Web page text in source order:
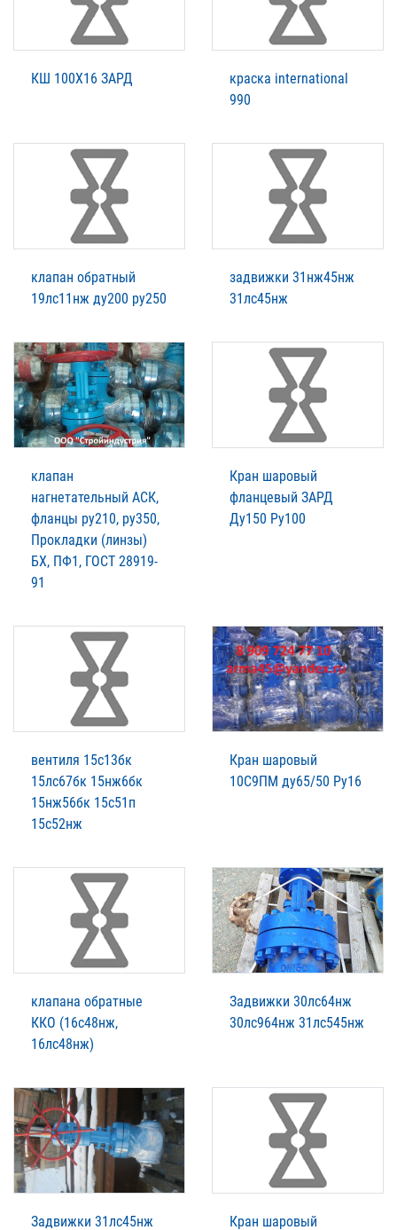
КШ 100Х16 ЗАРД
краска international
990
клапан обратный
19лс11нж ду200 ру250
задвижки 31нж45нж
31лс45нж
клапан
нагнетательный АСК,
фланцы ру210, ру350,
Прокладки (линзы)
БХ, ПФ1, ГОСТ 28919-
91
Кран шаровый
фланцевый ЗАРД
Ду150 Ру100
вентиля 15с13бк
15лс67бк 15нж6бк
15нж56бк 15с51п
15с52нж
Кран шаровый
10С9ПМ ду65/50 Ру16
клапана обратные
ККО (16с48нж,
16лс48нж)
Задвижки 30лс64нж
30лс964нж 31лс545нж
Задвижки 31лс45нж Кран шаровый